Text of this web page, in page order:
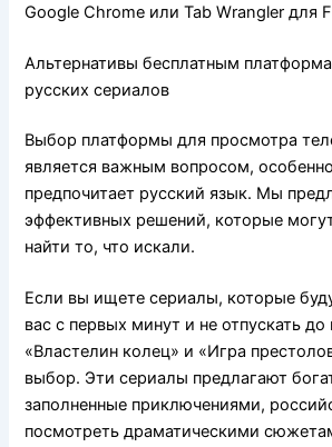
Google Chrome или Tab Wrangler для
Альтернативы бесплатным
русских сериалов
Выбор платформы для просмотра
является важным вопросом,
предпочитает русский язык. Мы
эффективных решений, которые
найти то, что искали.
Если вы ищете сериалы, которые
вас с первых минут и не отпускать до
«Властелин колец» и «Игра
выбор. Эти сериалы предлагают
заполненные приключениями,
посмотреть драматическими